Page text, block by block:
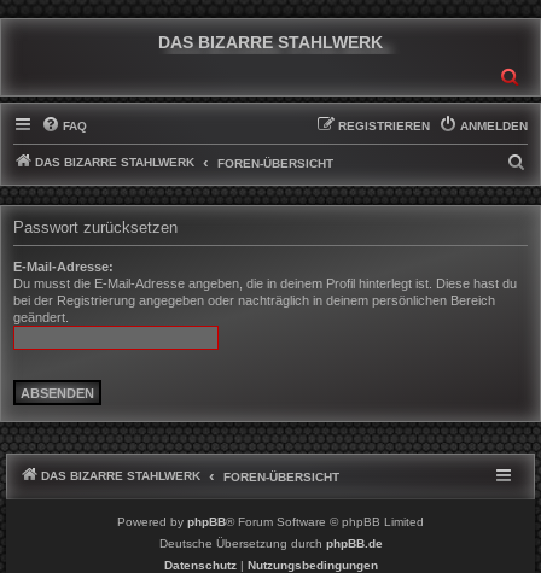
DAS BIZARRE STAHLWERK
FAQ ANMELDEN
REGISTRIEREN
DAS BIZARRE STAHLWERK FOREN-ÜBERSICHT
U
H
Passwort zurücksetzen
E-Mail-Adresse:
Du musst die E-Mail-Adresse angeben, die in deinem Profil hinterlegt ist. Diese hast du
bei der Registrierung angegeben oder nachträglich in deinem persönlichen Bereich
geändert.
DAS BIZARRE STAHLWERK FOREN-ÜBERSICHT
Powered by phpBB® Forum Software © phpBB Limited
Deutsche Übersetzung durch phpBB.de
Datenschutz| Nutzungsbedingungen